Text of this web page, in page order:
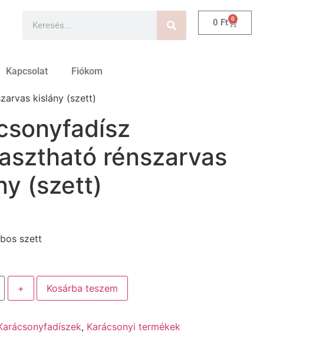
0 Ft 0
Kapcsolat Fiókom
kislány (szett)
rénszarvas
(szett)
szett
+ Kosárba teszem
, Karácsonyi termékek